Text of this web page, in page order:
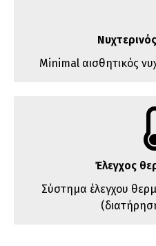
Minimal αισθητικός
Έλεγχος
Σύστημα έλεγχου